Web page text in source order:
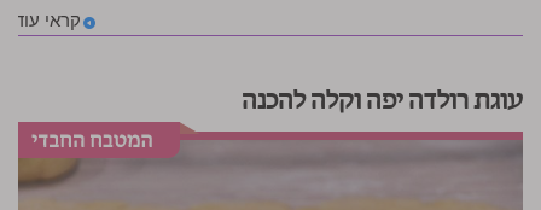
קראי עוד
עוגת רולדה יפה וקלה להכנה